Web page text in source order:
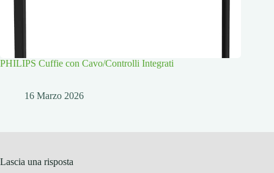
PHILIPS Cuffie con Cavo/Controlli Integrati
16 Marzo 2026
Lascia una risposta